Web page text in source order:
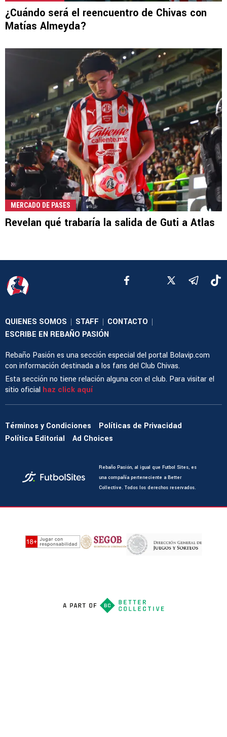
¿Cuándo será el reencuentro de Chivas con
Matías Almeyda?
MERCADO DE PASES
Revelan qué trabaría la salida de Guti a Atlas
QUIENES SOMOS | STAFF | CONTACTO |
ESCRIBE EN REBAÑO PASIÓN
Rebaño Pasión es una sección especial del portal Bolavip.com
con información destinada a los fans del Club Chivas.
Esta sección no tiene relación alguna con el club. Para visitar el
sitio oficial haz click aquí
Términos y Condiciones
Políticas de Privacidad
Política Editorial
Ad Choices
Rebaño Pasión, al igual que Futbol Sites, es
una compañía perteneciente a Better
Collective. Todos los derechos reservados.